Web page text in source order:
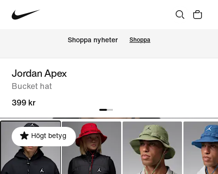
Shoppa nyheter Shoppa
Jordan Apex
Bucket hat
399 kr
Högt betyg